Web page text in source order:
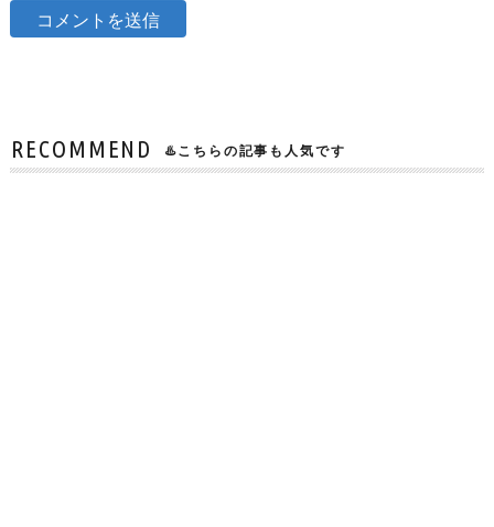
RECOMMEND ♨️こちらの記事も人気です